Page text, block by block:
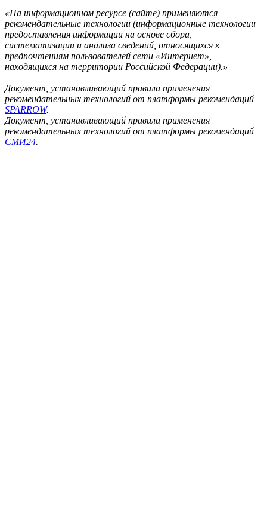
«На информационном ресурсе (сайте) применяются
рекомендательные технологии (информационные технологии
предоставления информации на основе сбора,
систематизации и анализа сведений, относящихся к
предпочтениям пользователей сети «Интернет»,
находящихся на территории Российской Федерации).»
Документ, устанавливающий правила применения
рекомендательных технологий от платформы рекомендаций
SPARROW.
Документ, устанавливающий правила применения
рекомендательных технологий от платформы рекомендаций
СМИ24.